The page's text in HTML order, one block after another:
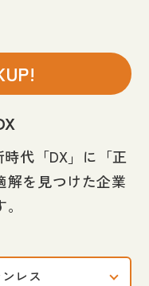
代「DX」に「正
解を見つけた企業
レス